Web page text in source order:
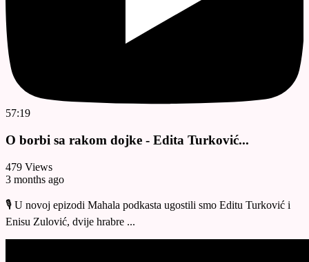
57:19
O borbi sa rakom dojke - Edita Turković...
479 Views
3 months ago
🎙️ U novoj epizodi Mahala podkasta ugostili smo Editu Turković i
Enisu Zulović, dvije hrabre ...